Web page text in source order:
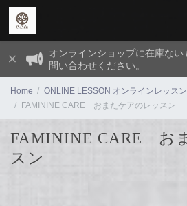
オンラインショップに在庫な
問い合わせください。
Home
ONLINE LESSON オンラインレッスン
FAMININE CARE おまたケアのレッスン
FAMININE CARE お
スン